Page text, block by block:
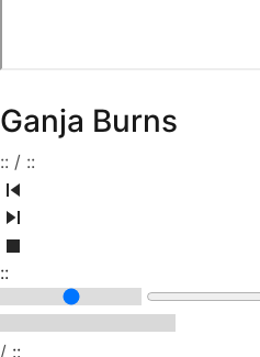
Ganja Burns
:: / ::
::
/ ::